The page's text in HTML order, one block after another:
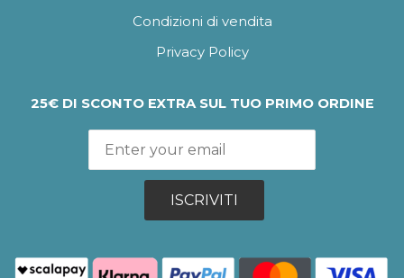
Condizioni di vendita
Privacy Policy
25€ DI SCONTO EXTRA SUL TUO PRIMO ORDINE
ISCRIVITI